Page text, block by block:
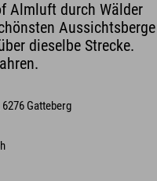
Almluft durch Wälder
Aussichtsberge
dieselbe Strecke.
Gatteberg